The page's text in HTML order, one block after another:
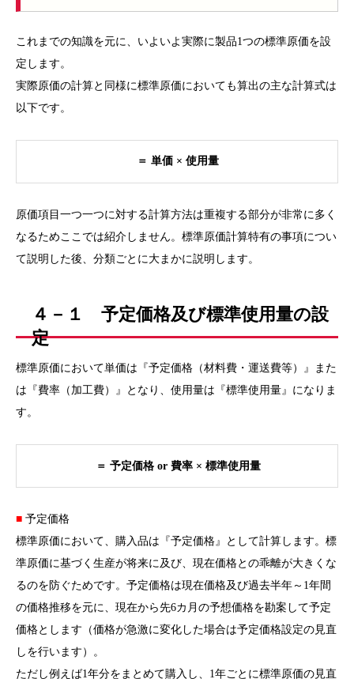
これまでの知識を元に、いよいよ実際に製品1つの標準原価を設
定します。
実際原価の計算と同様に標準原価においても算出の主な計算式は
以下です。
＝ 単価 × 使用量
原価項目一つ一つに対する計算方法は重複する部分が非常に多く
なるためここでは紹介しません。標準原価計算特有の事項につい
て説明した後、分類ごとに大まかに説明します。
４－１ 予定価格及び標準使用量の設
定
標準原価において単価は『予定価格（材料費・運送費等）』また
は『費率（加工費）』となり、使用量は『標準使用量』になりま
す。
＝ 予定価格 or 費率 × 標準使用量
■ 予定価格
標準原価において、購入品は『予定価格』として計算します。標
準原価に基づく生産が将来に及び、現在価格との乖離が大きくな
るのを防ぐためです。予定価格は現在価格及び過去半年～1年間
の価格推移を元に、現在から先6カ月の予想価格を勘案して予定
価格とします（価格が急激に変化した場合は予定価格設定の見直
しを行います）。
ただし例えば1年分をまとめて購入し、1年ごとに標準原価の見直